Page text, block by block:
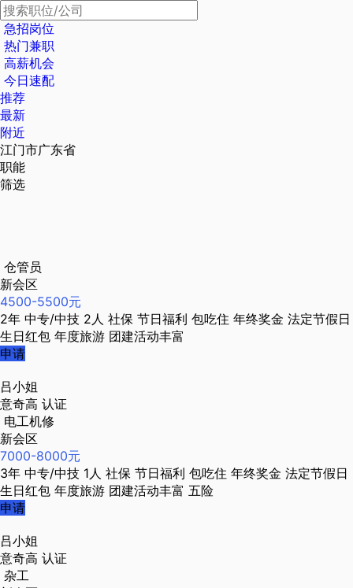
急招岗位
热门兼职
高薪机会
今日速配
推荐
最新
附近
江门市广东省
职能
筛选
仓管员
新会区
4500-5500元
2年 中专/中技 2人 社保 节日福利 包吃住 年终奖金 法定节假日
生日红包 年度旅游 团建活动丰富
申请
吕小姐
意奇高 认证
电工机修
新会区
7000-8000元
3年 中专/中技 1人 社保 节日福利 包吃住 年终奖金 法定节假日
生日红包 年度旅游 团建活动丰富 五险
申请
吕小姐
意奇高 认证
杂工